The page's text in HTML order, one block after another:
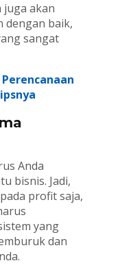
juga akan
dengan baik,
sangat
Anda
bisnis. Jadi,
profit saja,
yang
dan